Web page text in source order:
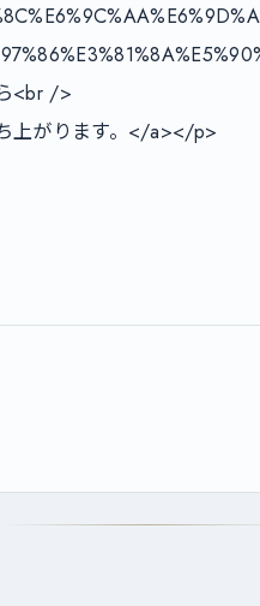
<br />
上がります。</a></p>